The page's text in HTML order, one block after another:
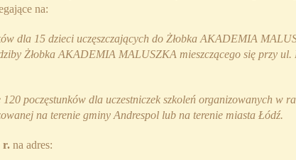
na:
dla 15 dzieci uczęszczających do Żłobka AKADEMIA
Żłobka AKADEMIA MALUSZKA mieszczącego się przy ul.
poczęstunków dla uczestniczek szkoleń organizowanych w
na terenie gminy Andrespol lub na terenie miasta Łódź.
r. na adres: